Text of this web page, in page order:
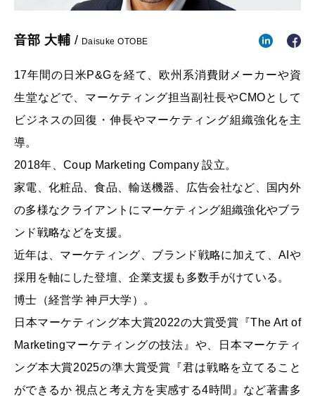
音部 大輔/ Daisuke OTOBE
17年間の日米P&Gを経て、欧州系消費財メーカーや資
生堂などで、マーケティング担当副社長やCMOとして
ビジネスの回復・伸長やマーケティング組織強化を主
導。
2018年、Coup Marketing Company 設立。
家電、化粧品、食品、輸送機器、広告会社など、国内外
の多様なクライアントにマーケティング組織強化やブラ
ンド戦略などを支援。
近年は、マーケティング、ブランド戦略に加えて、AIや
採用を軸にした登壇、企業支援も多数手がけている。
博士（経営学 神戸大学）。
日本マーケティング本大賞2022の大賞受賞『The Art of
Marketingマーケティングの技法』や、日本マーケティ
ング本大賞2025の準大賞受賞『君は戦略を立てること
ができるか 視点と考え方を実感する4時間』など著書多